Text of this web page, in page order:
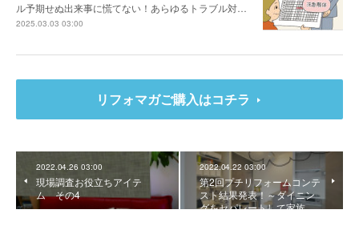
ル予期せぬ出来事に慌てない！あらゆるトラブル対…
2025.03.03 03:00
リフォマガご購入はコチラ
2022.04.26 03:00
現場調査お役立ちアイテ
ム その4
2022.04.22 03:00
第2回プチリフォームコンテ
スト結果発表！～ダイニン
グをセパレートして家族…